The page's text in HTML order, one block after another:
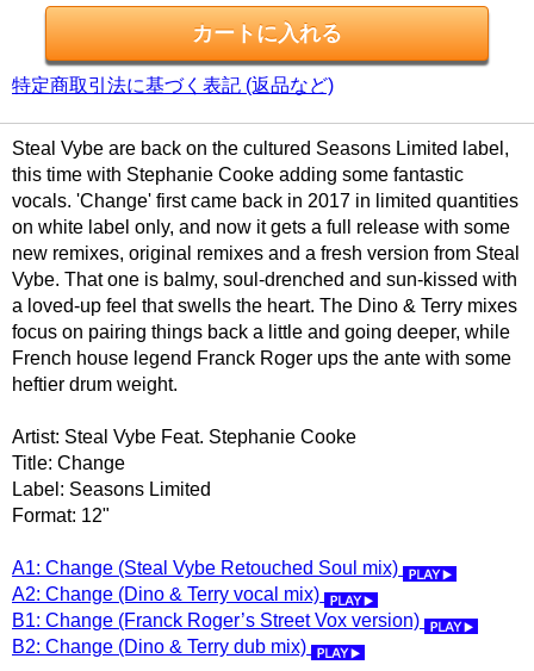
特定商取引法に基づく表記 (返品など)
Steal Vybe are back on the cultured Seasons Limited label,
this time with Stephanie Cooke adding some fantastic
vocals. 'Change' first came back in 2017 in limited quantities
on white label only, and now it gets a full release with some
new remixes, original remixes and a fresh version from Steal
Vybe. That one is balmy, soul-drenched and sun-kissed with
a loved-up feel that swells the heart. The Dino & Terry mixes
focus on pairing things back a little and going deeper, while
French house legend Franck Roger ups the ante with some
heftier drum weight.
Artist: Steal Vybe Feat. Stephanie Cooke
Title: Change
Label: Seasons Limited
Format: 12"
A1: Change (Steal Vybe Retouched Soul mix)
A2: Change (Dino & Terry vocal mix)
B1: Change (Franck Roger’s Street Vox version)
B2: Change (Dino & Terry dub mix)